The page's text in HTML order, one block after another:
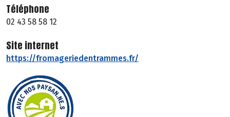
Téléphone
02 43 58 58 12
Site internet
https://fromageriedentrammes.fr/